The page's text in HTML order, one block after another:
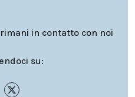
in contatto con noi
su: